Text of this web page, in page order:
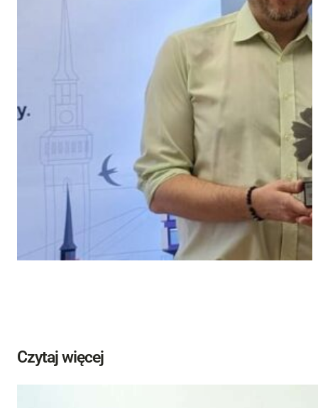
Czytaj więcej